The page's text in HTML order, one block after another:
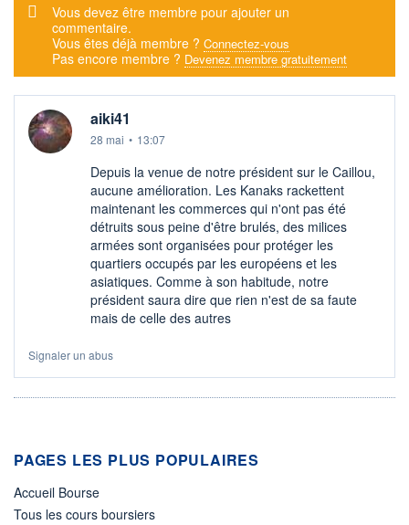
Message d'alerte
Vous devez être membre pour ajouter un
commentaire.
Vous êtes déjà membre ? Connectez-vous
Pas encore membre ? Devenez membre gratuitement
aiki41
28 mai • 13:07
Depuis la venue de notre président sur le Caillou,
aucune amélioration. Les Kanaks rackettent
maintenant les commerces qui n'ont pas été
détruits sous peine d'être brulés, des milices
armées sont organisées pour protéger les
quartiers occupés par les européens et les
asiatiques. Comme à son habitude, notre
président saura dire que rien n'est de sa faute
mais de celle des autres
Signaler un abus
PAGES LES PLUS POPULAIRES
Accueil Bourse
Tous les cours boursiers